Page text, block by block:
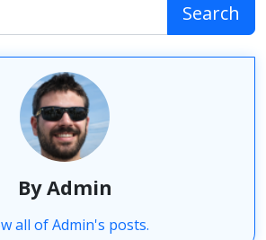
Search
By Admin
all of Admin's posts.